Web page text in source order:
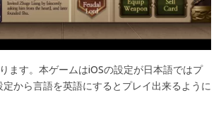
ます。本ゲームはiOSの設定が日本語ではプ
定から言語を英語にするとプレイ出来るように